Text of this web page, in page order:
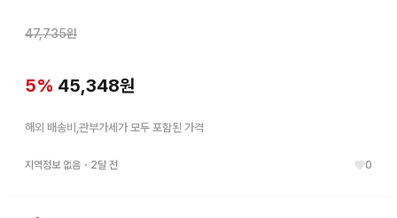
47,735원
5% 45,348원
해외 배송비,관부가세가 모두 포함된 가격
지역정보 없음 ・ 2달 전 0